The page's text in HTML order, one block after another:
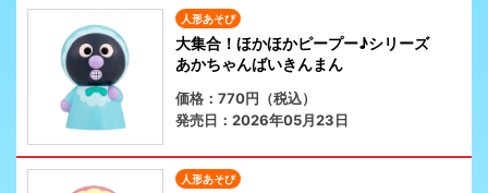
人形あそび
大集合！ほかほかピープー♪シリーズ
あかちゃんばいきんまん
価格：770円（税込）
発売日：2026年05月23日
人形あそび